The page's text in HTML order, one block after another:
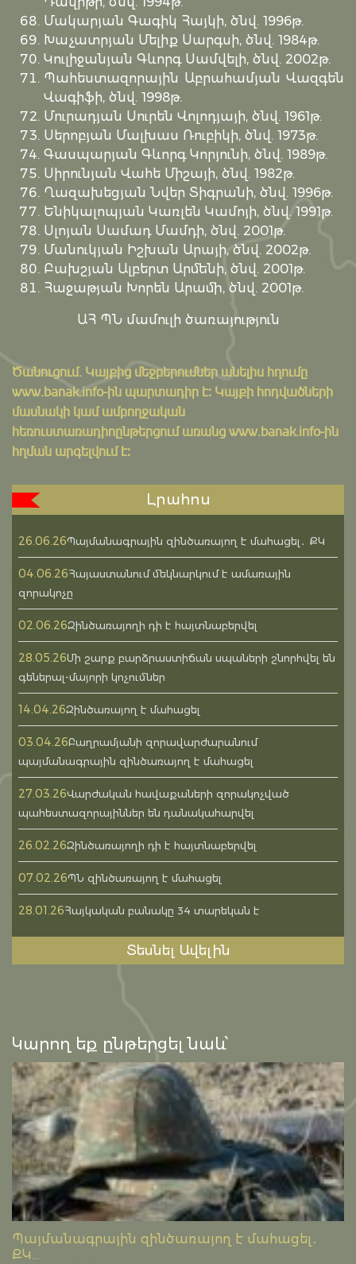
Մակարյան Գագիկ Հայկի, ծնվ. 1996թ.
Խաչատրյան Մելիք Սարգսի, ծնվ. 1984թ.
Կուլիջանյան Գևորգ Սամվելի, ծնվ. 2002թ.
Պահեստազորային Աբրահամյան Վազգեն
Վագիֆի, ծնվ. 1998թ.
Մուրադյան Սուրեն Վոլոդյայի, ծնվ. 1961թ.
Սերոբյան Մալխաս Ռուբիկի, ծնվ. 1973թ.
Գասպարյան Գևորգ Կորյունի, ծնվ. 1989թ.
Սիրունյան Վահե Միշայի, ծնվ. 1982թ.
Ղազախեցյան Նվեր Տիգրանի, ծնվ. 1996թ.
Ենիկալոպյան Կառլեն Կամոյի, ծնվ. 1991թ.
Սլոյան Սամադ Մամդի, ծնվ. 2001թ.
Մանուկյան Իշխան Արայի, ծնվ. 2002թ.
Բախշյան Ալբերտ Արմենի, ծնվ. 2001թ.
Հաջաթյան Խորեն Արամի, ծնվ. 2001թ.
ԱՀ ՊՆ մամուլի ծառայություն
Ծանուցում․ Կայքից մեջբերումներ անելիս հղումը
www.banak.info-ին պարտադիր է: Կայքի հոդվածների
մասնակի կամ ամբողջական
հեռուստառադիոընթերցում առանց www.banak.info-ին
հղման արգելվում է:
Լրահոս
26.06.26Պայմանագրային զինծառայող է մահացել․ ՔԿ
04.06.26Հայաստանում մեկնարկում է ամառային
զորակոչը
02.06.26Զինծառայողի դի է հայտնաբերվել
28.05.26Մի շարք բարձրաստիճան սպաների շնորհվել են
գեներալ-մայորի կոչումներ
14.04.26Զինծառայող է մահացել
03.04.26Բաղրամյանի զորավարժարանում
պայմանագրային զինծառայող է մահացել
27.03.26Վարժական հավաքաների զորակոչված
պահեստազորայիններ են դանակահարվել
26.02.26Զինծառայողի դի է հայտնաբերվել
07.02.26ՊՆ զինծառայող է մահացել
28.01.26Հայկական բանակը 34 տարեկան է
Տեսնել Ավելին
Կարող եք ընթերցել նաև՝
Պայմանագրային զինծառայող է մահացել․
ՔԿ...